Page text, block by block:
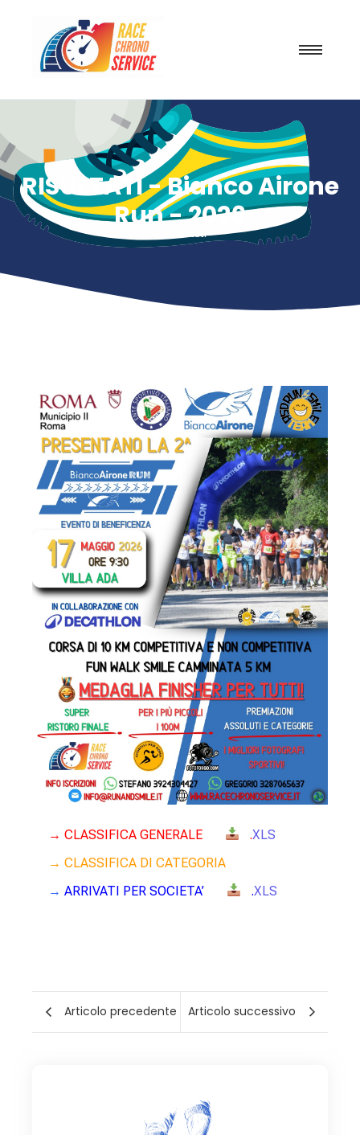
RISULTATI - Bianco Airone
Run - 2026
Risultati
→ CLASSIFICA GENERALE .XLS
→ CLASSIFICA DI CATEGORIA
→ ARRIVATI PER SOCIETA’ .XLS
Articolo precedente Articolo successivo